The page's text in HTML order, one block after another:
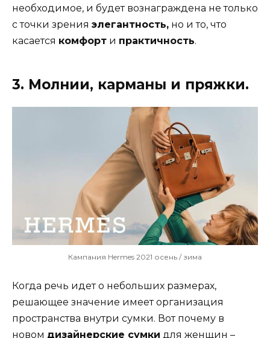
необходимое, и будет вознаграждена не только
с точки зрения элегантность, но и то, что
касается комфорт и практичность.
3. Молнии, карманы и пряжки.
Кампания Hermes 2021 осень / зима
Когда речь идет о небольших размерах,
решающее значение имеет организация
пространства внутри сумки. Вот почему в
новом дизайнерские сумки для женщин –